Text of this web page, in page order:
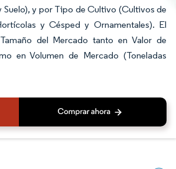
Suelo), y por Tipo de Cultivo (Cultivos de
y Césped y Ornamentales). El
del Mercado tanto en Valor de
en Volumen de Mercado (Toneladas